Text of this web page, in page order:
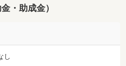
・助成金）
し